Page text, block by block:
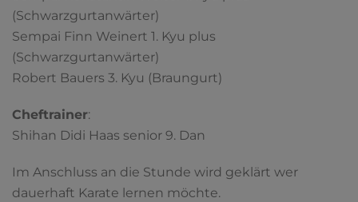
(Schwarzgurtanwärter)
Sempai Finn Weinert 1. Kyu plus
(Schwarzgurtanwärter)
Robert Bauers 3. Kyu (Braungurt)
Cheftrainer:
Shihan Didi Haas senior 9. Dan
Im Anschluss an die Stunde wird geklärt wer
dauerhaft Karate lernen möchte.